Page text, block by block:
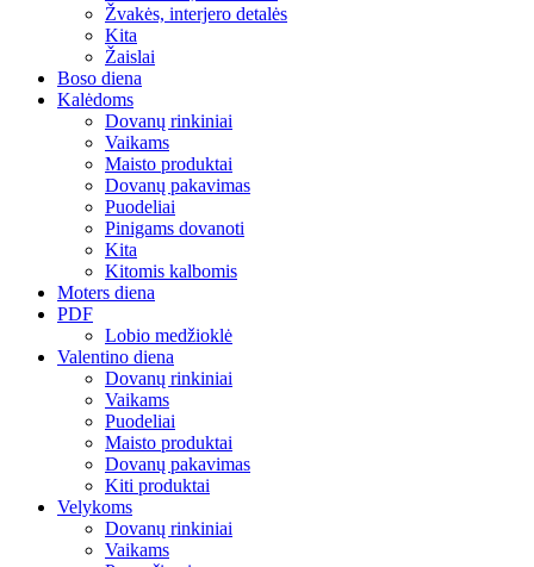
Žvakės, interjero detalės
Kita
Žaislai
Boso diena
Kalėdoms
Dovanų rinkiniai
Vaikams
Maisto produktai
Dovanų pakavimas
Puodeliai
Pinigams dovanoti
Kita
Kitomis kalbomis
Moters diena
PDF
Lobio medžioklė
Valentino diena
Dovanų rinkiniai
Vaikams
Puodeliai
Maisto produktai
Dovanų pakavimas
Kiti produktai
Velykoms
Dovanų rinkiniai
Vaikams